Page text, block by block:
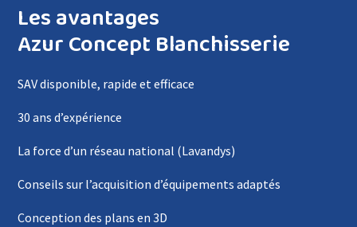
Les avantages
Azur Concept Blanchisserie
SAV disponible, rapide et efficace
30 ans d’expérience
La force d’un réseau national (Lavandys)
Conseils sur l’acquisition d’équipements adaptés
Conception des plans en 3D